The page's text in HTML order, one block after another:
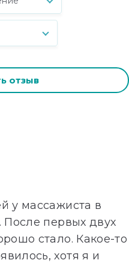
отзыв
у массажиста в
После первых двух
стало. Какое-то
хотя я и